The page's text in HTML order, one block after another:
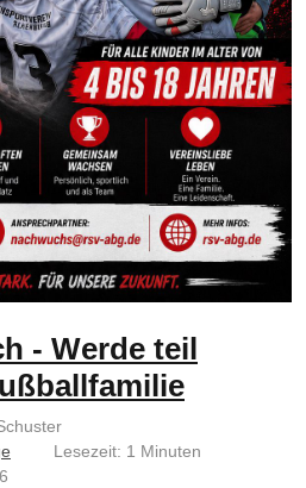
- Werde teil
Lesezeit: 1 Minuten